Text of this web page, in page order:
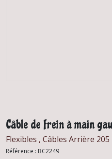
Câble de frein à main
Flexibles , Câbles Arrière 205
Référence : BC2249